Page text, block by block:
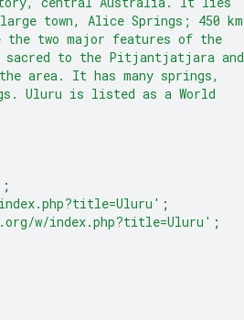
town, Alice Springs; 450 km
two major features of the
to the Pitjantjatjara and
area. It has many springs,
Uluru is listed as a World
;
w/index.php?title=Uluru' ;